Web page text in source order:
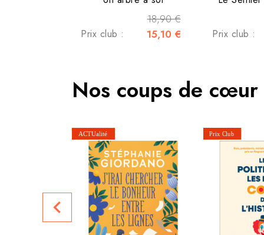
18,90 €
Prix club : 15,10 € Prix club :
Nos coups de cœur
navigate_before